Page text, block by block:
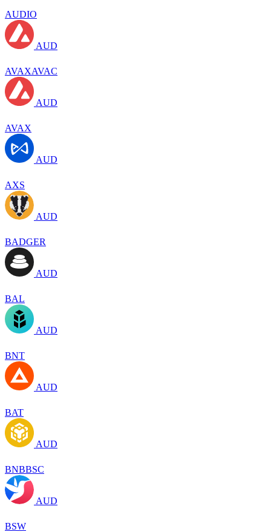
AUDIO
AUD
AVAXAVAC
AUD
AVAX
AUD
AXS
AUD
BADGER
AUD
BAL
AUD
BNT
AUD
BAT
AUD
BNBBSC
AUD
BSW